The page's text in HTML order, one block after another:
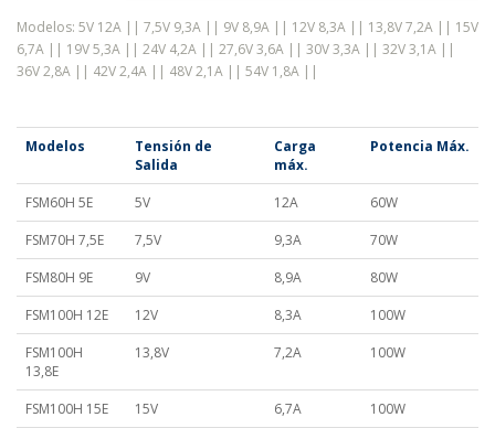
Modelos: 5V 12A || 7,5V 9,3A || 9V 8,9A || 12V 8,3A || 13,8V 7,2A || 15V
6,7A || 19V 5,3A || 24V 4,2A || 27,6V 3,6A || 30V 3,3A || 32V 3,1A ||
36V 2,8A || 42V 2,4A || 48V 2,1A || 54V 1,8A ||
Modelos
Tensión de
Salida
Carga
máx.
Potencia Máx.
FSM60H 5E 5V 12A
60W
FSM70H 7,5E
7,5V 9,3A
70W
FSM80H 9E
9V 8,9A
80W
FSM100H 12E
12V 8,3A
100W
FSM100H
13,8E
13,8V 7,2A 100W
FSM100H 15E 15V 6,7A
100W